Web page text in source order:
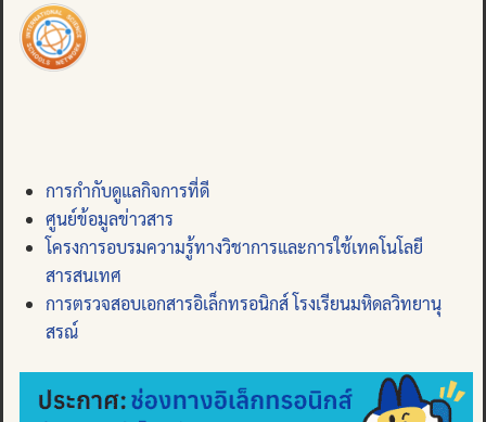
การกำกับดูแลกิจการที่ดี
ศูนย์ข้อมูลข่าวสาร
โครงการอบรมความรู้ทางวิชาการและการใช้เทคโนโลยี
สารสนเทศ
การตรวจสอบเอกสารอิเล็กทรอนิกส์ โรงเรียนมหิดลวิทยานุ
สรณ์